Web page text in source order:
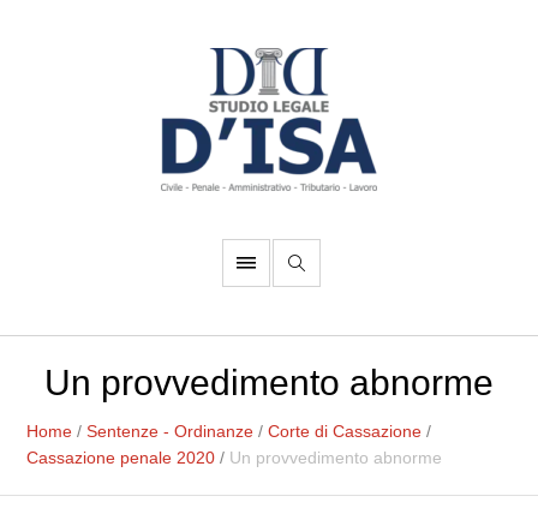
Un provvedimento abnorme
Home /Sentenze - Ordinanze /Corte di Cassazione /
Cassazione penale 2020 / Un provvedimento abnorme